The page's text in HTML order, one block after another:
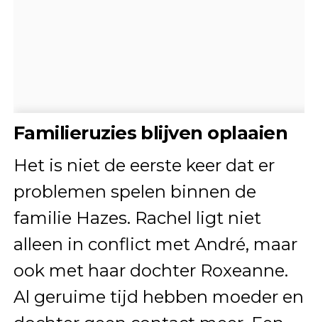
Familieruzies blijven oplaaien
Het is niet de eerste keer dat er
problemen spelen binnen de
familie Hazes. Rachel ligt niet
alleen in conflict met André, maar
ook met haar dochter Roxeanne.
Al geruime tijd hebben moeder en